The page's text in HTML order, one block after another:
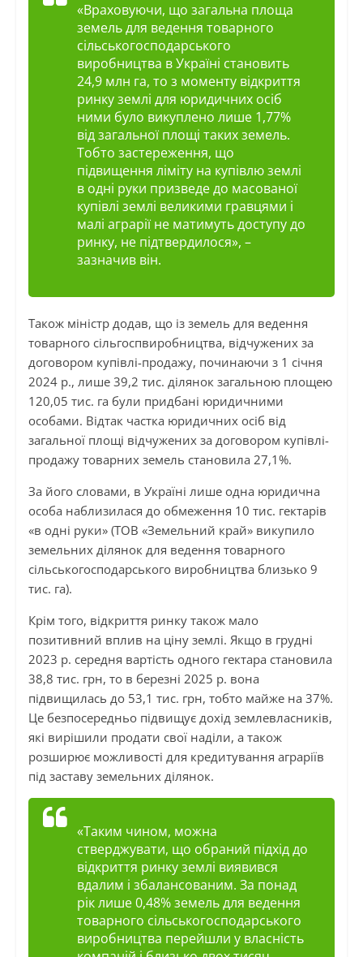
«Враховуючи, що загальна площа
земель для ведення товарного
сільськогосподарського
виробництва в Україні становить
24,9 млн га, то з моменту відкриття
ринку землі для юридичних осіб
ними було викуплено лише 1,77%
від загальної площі таких земель.
Тобто застереження, що
підвищення ліміту на купівлю землі
в одні руки призведе до масованої
купівлі землі великими гравцями і
малі аграрії не матимуть доступу до
ринку, не підтвердилося», –
зазначив він.
Також міністр додав, що із земель для ведення
товарного сільгоспвиробництва, відчужених за
договором купівлі-продажу, починаючи з 1 січня
2024 р., лише 39,2 тис. ділянок загальною площею
120,05 тис. га були придбані юридичними
особами. Відтак частка юридичних осіб від
загальної площі відчужених за договором купівлі-
продажу товарних земель становила 27,1%.
За його словами, в Україні лише одна юридична
особа наблизилася до обмеження 10 тис. гектарів
«в одні руки» (ТОВ «Земельний край» викупило
земельних ділянок для ведення товарного
сільськогосподарського виробництва близько 9
тис. га).
Крім того, відкриття ринку також мало
позитивний вплив на ціну землі. Якщо в грудні
2023 р. середня вартість одного гектара становила
38,8 тис. грн, то в березні 2025 р. вона
підвищилась до 53,1 тис. грн, тобто майже на 37%.
Це безпосередньо підвищує дохід землевласників,
які вирішили продати свої наділи, а також
розширює можливості для кредитування аграріїв
під заставу земельних ділянок.
«Таким чином, можна
стверджувати, що обраний підхід до
відкриття ринку землі виявився
вдалим і збалансованим. За понад
рік лише 0,48% земель для ведення
товарного сільськогосподарського
виробництва перейшли у власність